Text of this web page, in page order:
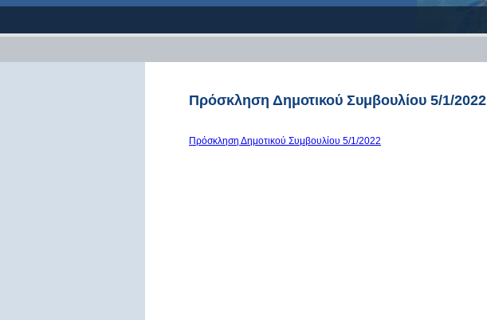
Πρόσκληση Δημοτικού Συμβουλίου 5/1/2022
Πρόσκληση Δημοτικού Συμβουλίου 5/1/2022